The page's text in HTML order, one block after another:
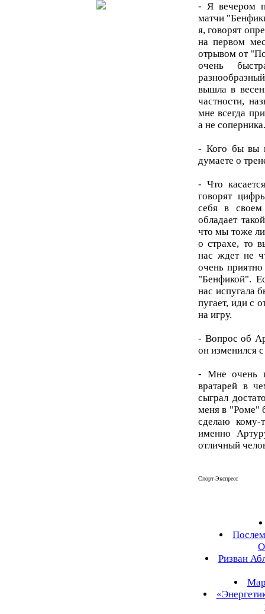
- Я вечером
матчи
я, говорят
на первом
отрывом от
очень
вышла в
частности,
мне всегда
а не соперника.
- Кого бы вы
думаете о
- Что
говорят
себя в своем
обладает
что мы тоже
о страхе, то
нас ждет не
очень
"Бенфикой".
нас испугала
пугает, иди с
на игру.
- Вопрос об
он изменился
- Мне очень
вратарей в
сыграл
меня в "Роме"
сделаю кому-
именно
отличный
Спорт-Экспресс
Ризван